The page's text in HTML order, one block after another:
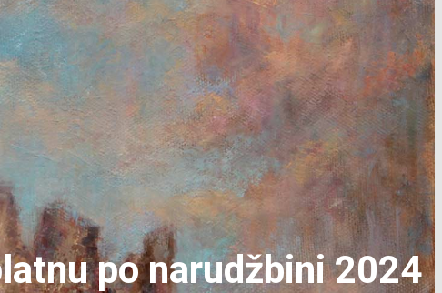
po narudžbini 2024